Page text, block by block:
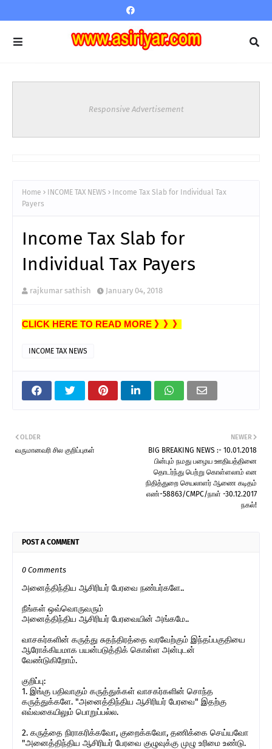
Responsive Advertisement
Home INCOME TAX NEWS
Income Tax Slab for Individual Tax
Payers
Income Tax Slab for
Individual Tax Payers
rajkumar sathish January 04, 2018
CLICK HERE TO READ MORE 》》》
INCOME TAX NEWS
NEWER
BIG BREAKING NEWS :- 10.01.2018
பின்பும் நமது பழைய ஊதியத்தினை
தொடர்ந்து பெற்று கொள்ளலாம் என
நிதித்துறை செயலாளர் ஆணை கடிதம்
எண்-58863/CMPC/நாள் -30.12.2017
நகல்!
OLDER
வருமானவரி சில குறிப்புகள்
POST A COMMENT
0 Comments
அனைத்திந்திய ஆசிரியர் பேரவை நண்பர்களே..
நீங்கள் ஒவ்வொருவரும்
அனைத்திந்திய ஆசிரியர் பேரவையின் அங்கமே..
வாசகர்களின் கருத்து சுதந்திரத்தை வரவேற்கும் இந்தப்பகுதியை
ஆரோக்கியமாக பயன்படுத்திக் கொள்ள அன்புடன்
வேண்டுகிறோம்.
குறிப்பு:
1. இங்கு பதிவாகும் கருத்துக்கள் வாசகர்களின் சொந்த
கருத்துக்களே. "அனைத்திந்திய ஆசிரியர் பேரவை" இதற்கு
எவ்வகையிலும் பொறுப்பல்ல.
2. கருத்தை நிராகரிக்கவோ, குறைக்கவோ, தணிக்கை செய்யவோ
"அனைத்திந்திய ஆசிரியர் பேரவை குழுவுக்கு முழு உரிமை உண்டு.